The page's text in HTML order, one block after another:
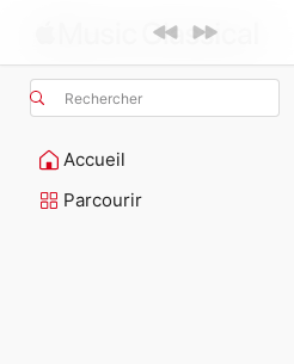
Rechercher
Accueil
Parcourir